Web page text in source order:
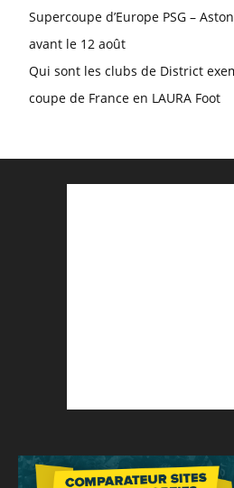
Supercoupe d’Europe PSG –
avant le 12 août
Qui sont les clubs de District
coupe de France en LAURA Foot